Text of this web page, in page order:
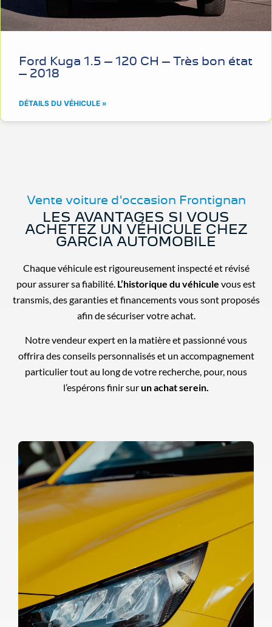
Ford Kuga 1.5 – 120 CH – Très bon état
– 2018
DÉTAILS DU VÉHICULE »
Vente voiture d'occasion Frontignan
LES AVANTAGES SI VOUS
ACHETEZ UN VÉHICULE CHEZ
GARCIA AUTOMOBILE
Chaque véhicule est rigoureusement inspecté et révisé
pour assurer sa fiabilité. L’historique du véhicule vous est
transmis, des garanties et financements vous sont proposés
afin de sécuriser votre achat.
Notre vendeur expert en la matière et passionné vous
offrira des conseils personnalisés et un accompagnement
particulier tout au long de votre recherche, pour, nous
l’espérons finir surun achat serein.